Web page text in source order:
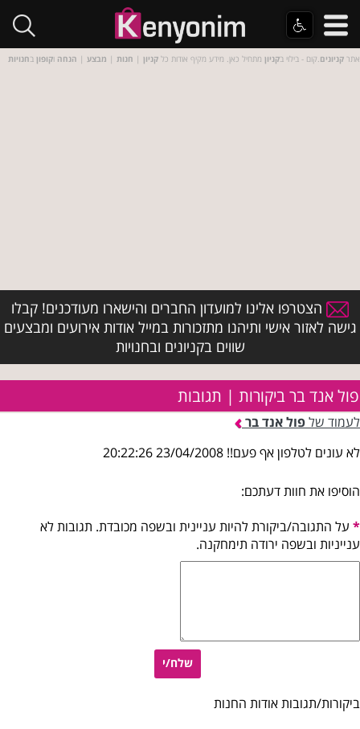
אתר קניונים.קום - בילוי בקניון מתחיל כאן. מידע מקיף אודות כל קניון | חנות | מבצע | הנחה וקופון בחנויות
הצטרפו אלינו למועדון החברים והישארו מעודכנים! קבלו
גישה לאזור אישי ותיהנו מתזכורות במייל אודות אירועים ומבצעים
שווים בקניונים ובחנויות
פול אנד בר ביקורות | תגובות
לעמוד שלפול אנד בר
לא עונים לטלפון אף פעם!! 23/04/2008 20:22:26
הוסיפו את חוות דעתכם:
* על התגובה/ביקורת להיות עניינית ובשפה מכובדת. תגובות לא
ענייניות ובשפה ירודה תימחקנה.
שלח/י
ביקורות/תגובות אודות החנות